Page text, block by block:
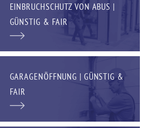
EINBRUCHSCHUTZ VON ABUS |
GÜNSTIG & FAIR
GARAGENÖFFNUNG | GÜNSTIG &
FAIR